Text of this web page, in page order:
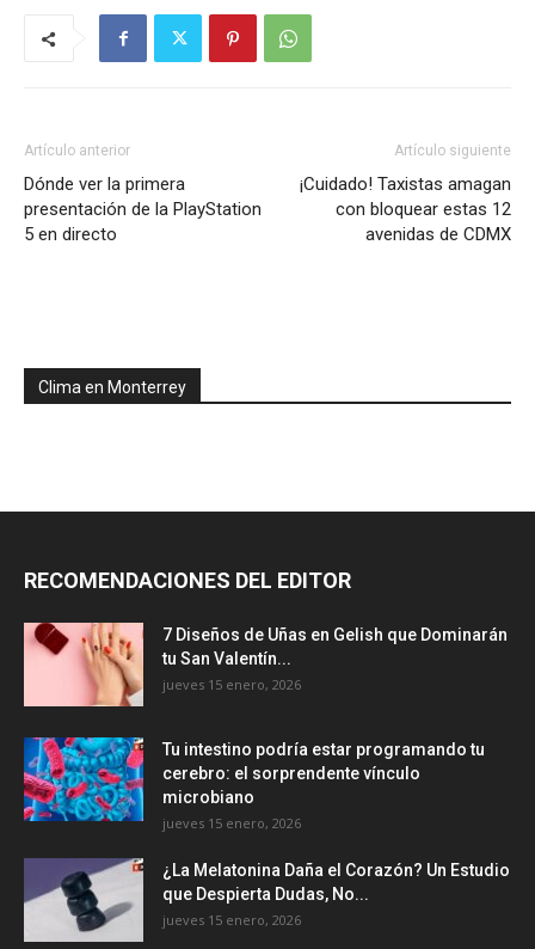
Artículo anterior
Dónde ver la primera
presentación de la PlayStation
5 en directo
Artículo siguiente
¡Cuidado! Taxistas amagan
con bloquear estas 12
avenidas de CDMX
Clima en Monterrey
RECOMENDACIONES DEL EDITOR
7 Diseños de Uñas en Gelish que Dominarán
tu San Valentín...
jueves 15 enero, 2026
Tu intestino podría estar programando tu
cerebro: el sorprendente vínculo
microbiano
jueves 15 enero, 2026
¿La Melatonina Daña el Corazón? Un Estudio
que Despierta Dudas, No...
jueves 15 enero, 2026